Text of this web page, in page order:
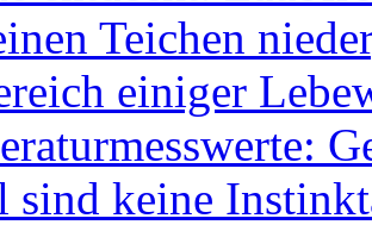
Teichen
einiger
sind keine